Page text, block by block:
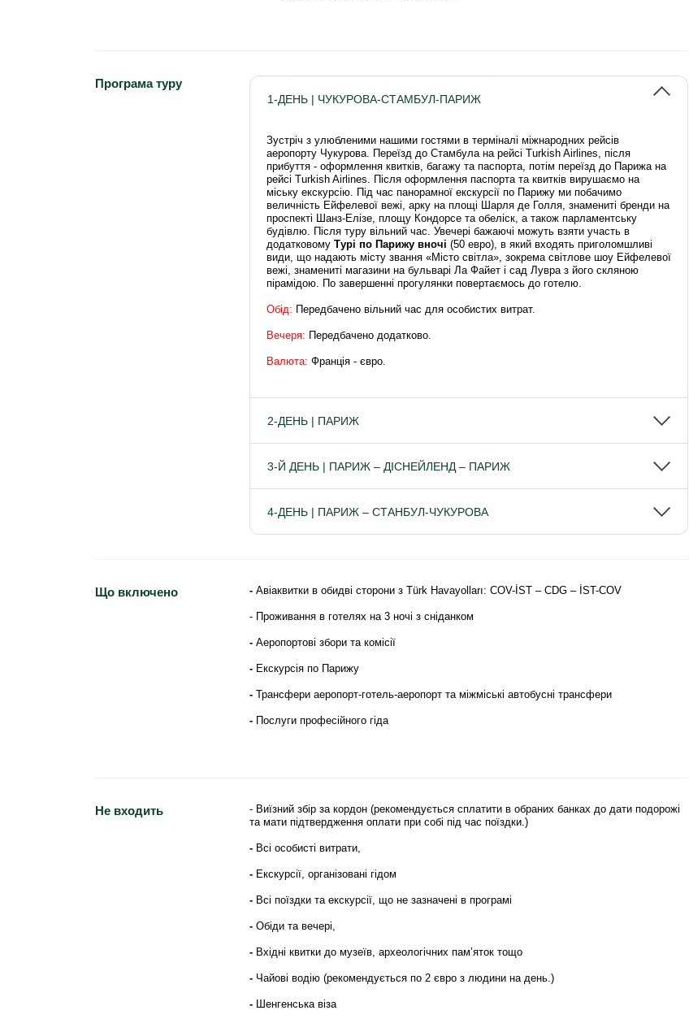
Програма туру
1-ДЕНЬ | ЧУКУРОВА-СТАМБУЛ-ПАРИЖ
Зустріч з улюбленими нашими гостями в терміналі міжнародних рейсів
аеропорту Чукурова. Переїзд до Стамбула на рейсі Turkish Airlines, після
прибуття - оформлення квитків, багажу та паспорта, потім переїзд до Парижа на
рейсі Turkish Airlines. Після оформлення паспорта та квитків вирушаємо на
міську екскурсію. Під час панорамної екскурсії по Парижу ми побачимо
величність Ейфелевої вежі, арку на площі Шарля де Голля, знамениті бренди на
проспекті Шанз-Елізе, площу Кондорсе та обеліск, а також парламентську
будівлю. Після туру вільний час. Увечері бажаючі можуть взяти участь в
додатковому Турі по Парижу вночі (50 евро), в який входять приголомшливі
види, що надають місту звання «Місто світла», зокрема світлове шоу Ейфелевої
вежі, знамениті магазини на бульварі Ла Файет і сад Лувра з його скляною
пірамідою. По завершенні прогулянки повертаємось до готелю.
Обід: Передбачено вільний час для особистих витрат.
Вечеря: Передбачено додатково.
Валюта: Франція - євро.
2-ДЕНЬ | ПАРИЖ
3-Й ДЕНЬ | ПАРИЖ – ДІСНЕЙЛЕНД – ПАРИЖ
4-ДЕНЬ | ПАРИЖ – СТАНБУЛ-ЧУКУРОВА
Що включено - Авіаквитки в обидві сторони з Türk Havayolları: COV-İST – CDG – İST-COV
- Проживання в готелях на 3 ночі з сніданком
- Аеропортові збори та комісії
- Екскурсія по Парижу
- Трансфери аеропорт-готель-аеропорт та міжміські автобусні трансфери
- Послуги професійного гіда
Не входить
- Виїзний збір за кордон (рекомендується сплатити в обраних банках до дати подорожі
та мати підтвердження оплати при собі під час поїздки.)
- Всі особисті витрати,
- Екскурсії, організовані гідом
- Всі поїздки та екскурсії, що не зазначені в програмі
- Обіди та вечері,
- Вхідні квитки до музеїв, археологічних пам’яток тощо
- Чайові водію (рекомендується по 2 євро з людини на день.)
- Шенгенська віза